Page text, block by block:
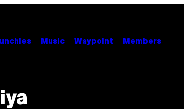
Music Waypoint Members